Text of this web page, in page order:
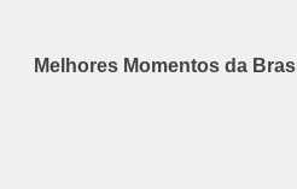
Melhores Momentos da